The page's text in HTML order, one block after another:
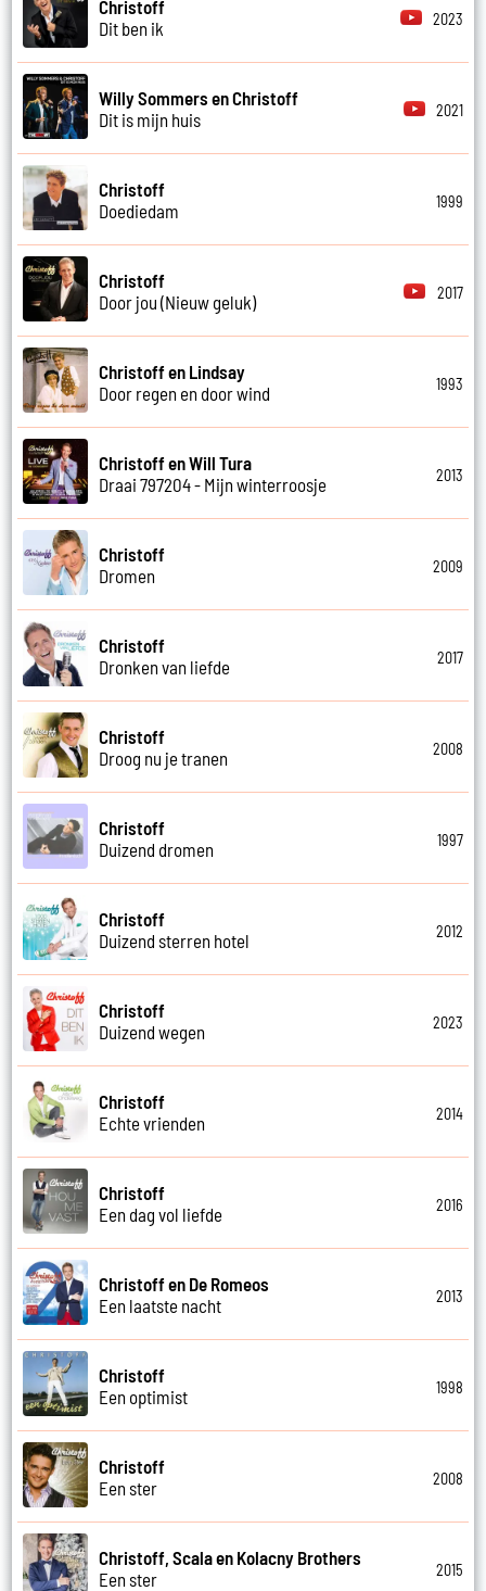
Christoff
Dit ben ik
2023
Willy Sommers en Christoff
Dit is mijn huis
2021
Christoff
Doediedam
1999
Christoff
Door jou (Nieuw geluk)
2017
Christoff en Lindsay
Door regen en door wind
1993
Christoff en Will Tura
Draai 797204 - Mijn winterroosje
2013
Christoff
Dromen
2009
Christoff
Dronken van liefde
2017
Christoff
Droog nu je tranen
2008
Christoff
Duizend dromen
1997
Christoff
Duizend sterren hotel
2012
Christoff
Duizend wegen
2023
Christoff
Echte vrienden
2014
Christoff
Een dag vol liefde
2016
Christoff en De Romeos
Een laatste nacht
2013
Christoff
Een optimist
1998
Christoff
Een ster
2008
Christoff, Scala en Kolacny Brothers
Een ster
2015